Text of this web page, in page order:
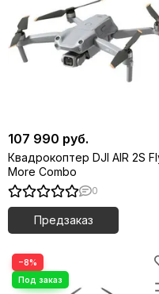
107 990 руб.
Квадрокоптер DJI AIR 2S
More Combo
0
Предзаказ
−8%